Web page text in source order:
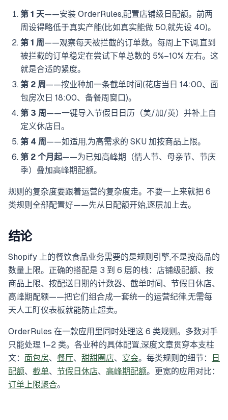
第 1 天——安装 OrderRules,配置店铺级日配额。前两
周设得略低于真实产能(比如真实能做 50,就先设 40)。
第 1 周 ——观察每天被拦截的订单数。每周上下调,直到
被拦截的订单稳定在尝试下单总数的 5%–10% 左右。这
就是合适的紧度。
第 2 周 ——按业种加一条截单时间(花店当日 14:00、面
包房次日 18:00、备餐周窗口)。
第 3 周 ——一键导入节假日日历（美/加/英）并补上自
定义休店日。
第 4 周 ——如适用,为高需求的 SKU 加按商品上限。
第 2 个月起——为已知高峰期（情人节、母亲节、节庆
季）叠加高峰期配额。
规则的复杂度要跟着运营的复杂度走。不要一上来就把 6
类规则全部配置好——先从日配额开始,逐层加上去。
结论
Shopify 上的餐饮食品业务需要的是规则引擎,不是按商品的
数量上限。正确的搭配是 3 到 6 层的栈：店铺级配额、按
商品上限、按配送日期的计数器、截单时间、节假日休店、
高峰期配额——把它们组合成一套统一的运营纪律,无需每
天人工盯仪表板就能防止超卖。
OrderRules 在一款应用里同时处理这 6 类规则。多数对手
只能处理 1–2 类。各业种的具体配置,深度文章贯穿本支柱
文： 面包房、 餐厅、 甜甜圈店、 宴会。每类规则的细节：
日
配额、 截单、 节假日休店、 高峰期配额。更宽的应用对比：
订单上限聚合。